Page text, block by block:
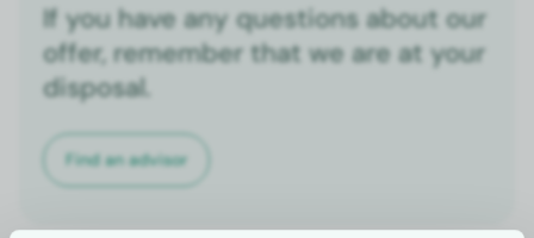
If you have any questions about our
offer, remember that we are at your
disposal.
Find an advi­sor